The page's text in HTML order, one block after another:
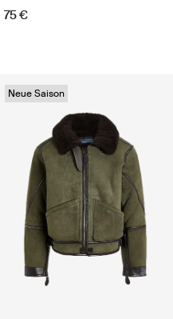
75 €
Neue Saison